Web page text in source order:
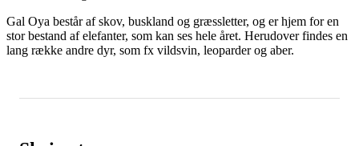
Gal Oya består af skov, buskland og græssletter, og er hjem for en
stor bestand af elefanter, som kan ses hele året. Herudover findes en
lang række andre dyr, som fx vildsvin, leoparder og aber.